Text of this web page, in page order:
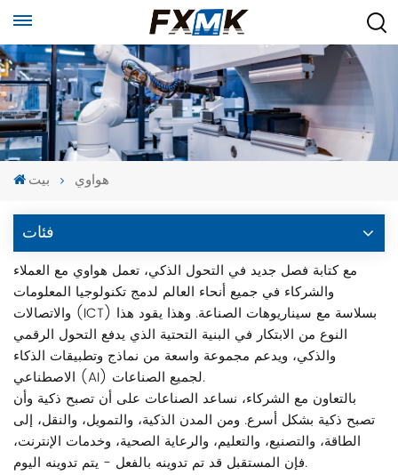
بيت هواوي
فئات
مع كتابة فصل جديد في التحول الذكي، تعمل هواوي مع العملاء
والشركاء في جميع أنحاء العالم لدمج تكنولوجيا المعلومات
والاتصالات (ICT) بسلاسة مع سيناريوهات الصناعة. وهذا يقود هذا
النوع من الابتكار في البنية التحتية الذي يدفع التحول الرقمي
والذكي، ويدعم مجموعة واسعة من نماذج وتطبيقات الذكاء
الاصطناعي (AI) لجميع الصناعات.
بالتعاون مع الشركاء، نساعد الصناعات على أن تصبح ذكية وأن
تصبح ذكية بشكل أسرع. ومن المدن الذكية، والتمويل، والنقل، إلى
الطاقة، والتصنيع، والتعليم، والرعاية الصحية، وخدمات الإنترنت،
فإن المستقبل قد تم تدوينه بالفعل - يتم تدوينه اليوم.